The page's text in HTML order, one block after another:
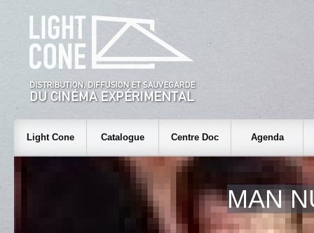
Light Cone Catalogue Centre Doc Agenda
MAN